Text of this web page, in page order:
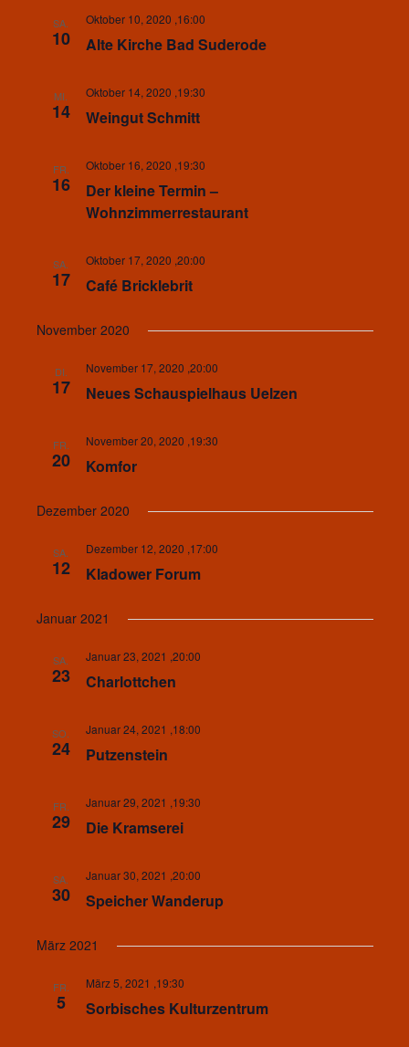
SA.
10 Alte Kirche Bad Suderode
Oktober 10, 2020 ,16:00
MI.
14 Weingut Schmitt
Oktober 14, 2020 ,19:30
FR.
16
Der kleine Termin –
Wohnzimmerrestaurant
Oktober 16, 2020 ,19:30
SA.
17 Café Bricklebrit
Oktober 17, 2020 ,20:00
November 2020
DI.
17 Neues Schauspielhaus Uelzen
November 17, 2020 ,20:00
FR.
20 Komfor
November 20, 2020 ,19:30
Dezember 2020
SA.
12 Kladower Forum
Dezember 12, 2020 ,17:00
Januar 2021
SA.
23 Charlottchen
Januar 23, 2021 ,20:00
SO.
24 Putzenstein
Januar 24, 2021 ,18:00
FR.
29 Die Kramserei
Januar 29, 2021 ,19:30
SA.
30 Speicher Wanderup
Januar 30, 2021 ,20:00
März 2021
FR.
5 Sorbisches Kulturzentrum
März 5, 2021 ,19:30